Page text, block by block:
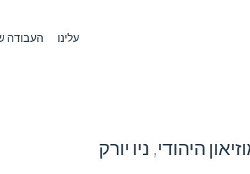
עלינו העבודה
היהודי, ניו יורק